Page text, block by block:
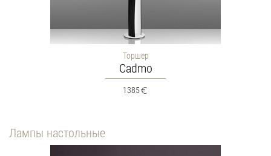
Торшер
Cadmo
1385
Лампы настольные